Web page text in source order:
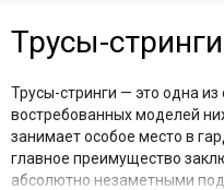
Трусы-шорты
Трусы-кюлоты
Трусы-танга
Трусы-брифы
Трусы высокие
Боди
Корректирующее белье
Аксессуары
Подростковое белье
Термобелье
Трусы-стринги
Трусы-стринги — это одна
востребованных моделей
занимает особое место в
главное преимущество
абсолютно незаметными